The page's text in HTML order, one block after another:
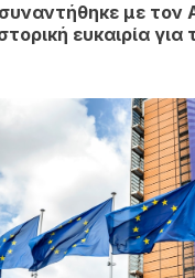
με τον
ευκαιρία για